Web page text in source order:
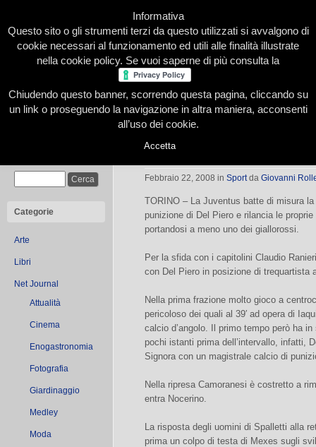
Home Presentazione Redazione Le nostre firme
Categorie
Arte
Libri
Net Journal
Attualità
Cinema
Enogastronomia
Fotografia
Giardinaggio
Medley
Moda
Gemma di Del Piero, Roma ko
Febbraio 22, 2008 in Sportda Giovanni
TORINO – La Juventus batte di misura
punizione di Del Piero e rilancia le
portandosi a meno uno dei giallorossi.
Per la sfida con i capitolini Claudio
con Del Piero in posizione di trequartista
Nella prima frazione molto gioco a
pericoloso dei quali al 39′ ad opera di
calcio d’angolo. Il primo tempo però ha
pochi istanti prima dell’intervallo, infatti,
Signora con un magistrale calcio di
Nella ripresa Camoranesi è costretto a
entra Nocerino.
La risposta degli uomini di Spalletti alla
prima un colpo di testa di Mexes sugli
Informativa
Questo sito o gli strumenti terzi da questo utilizzati si avvalgono di
cookie necessari al funzionamento ed utili alle finalità illustrate
nella cookie policy. Se vuoi saperne di più consulta la
Chiudendo questo banner, scorrendo questa pagina, cliccando su
un link o proseguendo la navigazione in altra maniera, acconsenti
all’uso dei cookie.
Accetta